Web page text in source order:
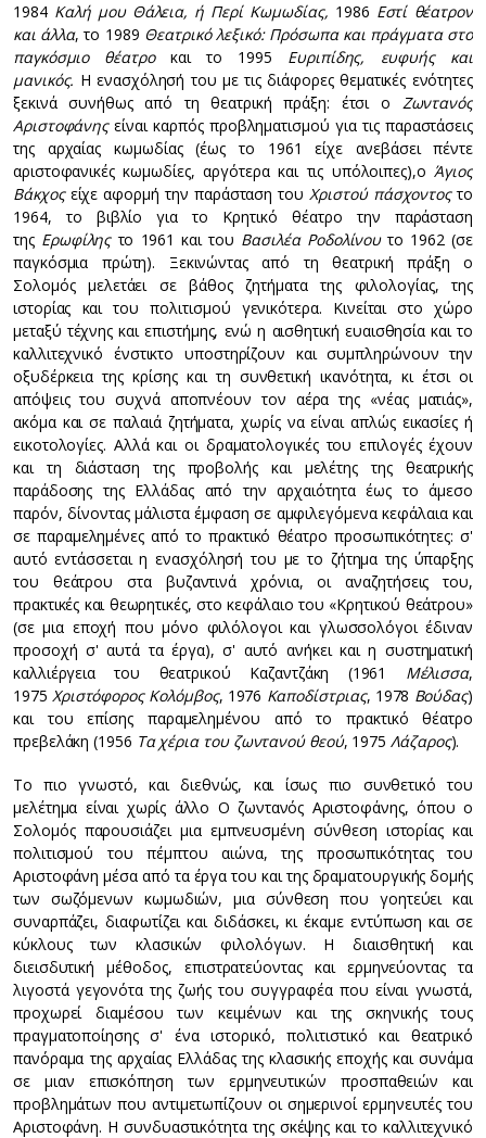
1984 Καλή μου Θάλεια, ή Περί Κωμωδίας, 1986 Εστί θέατρον
και άλλα, το 1989 Θεατρικό λεξικό: Πρόσωπα και πράγματα στο
παγκόσμιο θέατροκαι το 1995 Ευριπίδης, ευφυής και
μανικός. Η ενασχόλησή του με τις διάφορες θεματικές ενότητες
ξεκινά συνήθως από τη θεατρική πράξη: έτσι ο Ζωντανός
Αριστοφάνηςείναι καρπός προβληματισμού για τις παραστάσεις
της αρχαίας κωμωδίας (έως το 1961 είχε ανεβάσει πέντε
αριστοφανικές κωμωδίες, αργότερα και τις υπόλοιπες),οΆγιος
Βάκχος είχε αφορμή την παράσταση τουΧριστού πάσχοντοςτο
1964, το βιβλίο για το Κρητικό θέατρο την παράσταση
της Ερωφίληςτο 1961 και του Βασιλέα Ροδολίνουτο 1962 (σε
παγκόσμια πρώτη). Ξεκινώντας από τη θεατρική πράξη ο
Σολομός μελετάει σε βάθος ζητήματα της φιλολογίας, της
ιστορίας και του πολιτισμού γενικότερα. Κινείται στο χώρο
μεταξύ τέχνης και επιστήμης, ενώ η αισθητική ευαισθησία και το
καλλιτεχνικό ένστικτο υποστηρίζουν και συμπληρώνουν την
οξυδέρκεια της κρίσης και τη συνθετική ικανότητα, κι έτσι οι
απόψεις του συχνά αποπνέουν τον αέρα της «νέας ματιάς»,
ακόμα και σε παλαιά ζητήματα, χωρίς να είναι απλώς εικασίες ή
εικοτολογίες. Αλλά και οι δραματολογικές του επιλογές έχουν
και τη διάσταση της προβολής και μελέτης της θεατρικής
παράδοσης της Ελλάδας από την αρχαιότητα έως το άμεσο
παρόν, δίνοντας μάλιστα έμφαση σε αμφιλεγόμενα κεφάλαια και
σε παραμελημένες από το πρακτικό θέατρο προσωπικότητες: σ'
αυτό εντάσσεται η ενασχόλησή του με το ζήτημα της ύπαρξης
του θεάτρου στα βυζαντινά χρόνια, οι αναζητήσεις του,
πρακτικές και θεωρητικές, στο κεφάλαιο του «Κρητικού θεάτρου»
(σε μια εποχή που μόνο φιλόλογοι και γλωσσολόγοι έδιναν
προσοχή σ' αυτά τα έργα), σ' αυτό ανήκει και η συστηματική
καλλιέργεια του θεατρικού Καζαντζάκη (1961 Μέλισσα,
1975 Χριστόφορος Κολόμβος, 1976 Καποδίστριας, 1978 Βούδας)
και του επίσης παραμελημένου από το πρακτικό θέατρο
πρεβελάκη (1956 Τα χέρια του ζωντανού θεού, 1975Λάζαρος).
Το πιο γνωστό, και διεθνώς, και ίσως πιο συνθετικό του
μελέτημα είναι χωρίς άλλο Ο ζωντανός Αριστοφάνης, όπου ο
Σολομός παρουσιάζει μια εμπνευσμένη σύνθεση ιστορίας και
πολιτισμού του πέμπτου αιώνα, της προσωπικότητας του
Αριστοφάνη μέσα από τα έργα του και της δραματουργικής δομής
των σωζόμενων κωμωδιών, μια σύνθεση που γοητεύει και
συναρπάζει, διαφωτίζει και διδάσκει, κι έκαμε εντύπωση και σε
κύκλους των κλασικών φιλολόγων. Η διαισθητική και
διεισδυτική μέθοδος, επιστρατεύοντας και ερμηνεύοντας τα
λιγοστά γεγονότα της ζωής του συγγραφέα που είναι γνωστά,
προχωρεί διαμέσου των κειμένων και της σκηνικής τους
πραγματοποίησης σ' ένα ιστορικό, πολιτιστικό και θεατρικό
πανόραμα της αρχαίας Ελλάδας της κλασικής εποχής και συνάμα
σε μιαν επισκόπηση των ερμηνευτικών προσπαθειών και
προβλημάτων που αντιμετωπίζουν οι σημερινοί ερμηνευτές του
Αριστοφάνη. Η συνδυαστικότητα της σκέψης και το καλλιτεχνικό